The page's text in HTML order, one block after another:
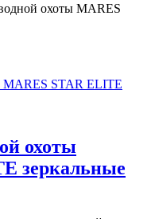
охоты MARES
охоты
зеркальные